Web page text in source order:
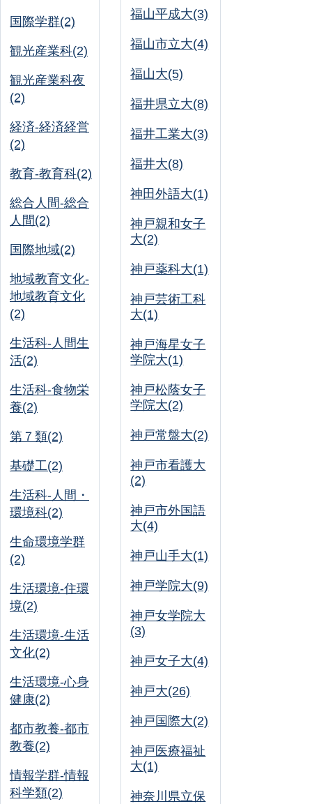
国際学群(2)
観光産業科(2)
観光産業科夜
(2)
経済-経済経営
(2)
教育-教育科(2)
総合人間-総合
人間(2)
国際地域(2)
地域教育文化-
地域教育文化
(2)
生活科-人間生
活(2)
生活科-食物栄
養(2)
第７類(2)
基礎工(2)
生活科-人間・
環境科(2)
生命環境学群
(2)
生活環境-住環
境(2)
生活環境-生活
文化(2)
生活環境-心身
健康(2)
都市教養-都市
教養(2)
情報学群-情報
科学類(2)
福山平成大(3)
福山市立大(4)
福山大(5)
福井県立大(8)
福井工業大(3)
福井大(8)
神田外語大(1)
神戸親和女子
大(2)
神戸薬科大(1)
神戸芸術工科
大(1)
神戸海星女子
学院大(1)
神戸松蔭女子
学院大(2)
神戸常盤大(2)
神戸市看護大
(2)
神戸市外国語
大(4)
神戸山手大(1)
神戸学院大(9)
神戸女学院大
(3)
神戸女子大(4)
神戸大(26)
神戸国際大(2)
神戸医療福祉
大(1)
神奈川県立保